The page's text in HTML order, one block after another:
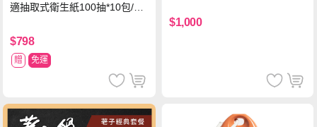
適抽取式衛生紙100抽*10包/6
$798
贈 免運
$1,000